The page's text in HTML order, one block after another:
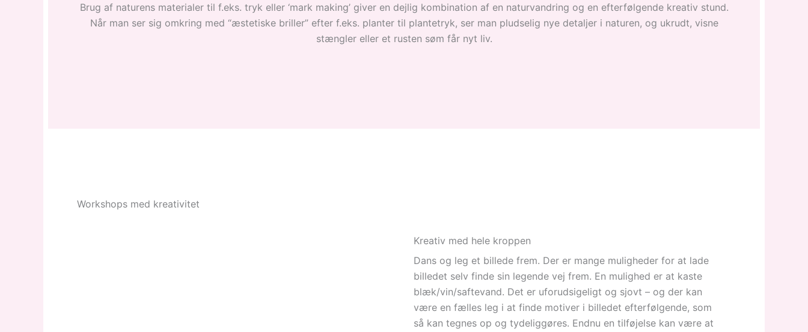
Brug af naturens materialer til f.eks. tryk eller ‘mark making’ giver en dejlig kombination af en naturvandring og en efterfølgende kreativ stund.
Når man ser sig omkring med “æstetiske briller” efter f.eks. planter til plantetryk, ser man pludselig nye detaljer i naturen, og ukrudt, visne
stængler eller et rusten søm får nyt liv.
Workshops med kreativitet
Kreativ med hele kroppen
Dans og leg et billede frem. Der er mange muligheder for at lade
billedet selv finde sin legende vej frem. En mulighed er at kaste
blæk/vin/saftevand. Det er uforudsigeligt og sjovt – og der kan
være en fælles leg i at finde motiver i billedet efterfølgende, som
så kan tegnes op og tydeliggøres. Endnu en tilføjelse kan være at